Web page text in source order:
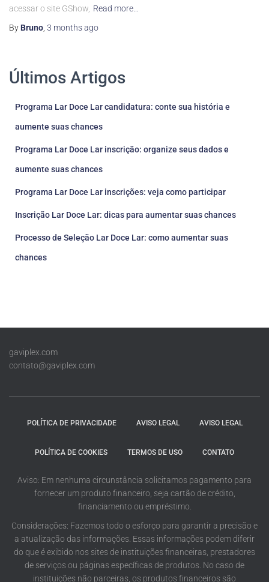
acessar o site GShow, Read more…
By Bruno, 3 monthsago
Últimos Artigos
Programa Lar Doce Lar candidatura: conte sua história e
aumente suas chances
Programa Lar Doce Lar inscrição: organize seus dados e
aumente suas chances
Programa Lar Doce Lar inscrições: veja como participar
Inscrição Lar Doce Lar: dicas para aumentar suas chances
Processo de Seleção Lar Doce Lar: como aumentar suas
chances
gaviplex.com
contato@gaviplex.com
POLÍTICA DE PRIVACIDADE AVISO LEGAL AVISO LEGAL
POLÍTICA DE COOKIES TERMOS DE USO CONTATO
Aviso: Em nenhuma circunstância solicitamos pagamento para
fornecer um produto financeiro, seja cartão de crédito,
financiamento ou empréstimo.
Considerações: Fazemos todo o esforço para garantir a precisão e
a atualização das informações. Essas informações podem diferir
do que é exibido nos sites de instituições financeiras, prestadores
de serviços ou páginas específicas de produtos. No caso de
instituições não parceiras, os produtos financeiros são